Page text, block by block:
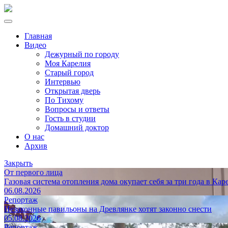
Главная
Видео
Дежурный по городу
Моя Карелия
Старый город
Интервью
Открытая дверь
По Тихому
Вопросы и ответы
Гость в студии
Домашний доктор
О нас
Архив
Закрыть
От первого лица
Газовая система отопления дома окупает себя за три года в
06.08.2026
Репортаж
Незаконные павильоны на Древлянке хотят законно снести
05.08.2026